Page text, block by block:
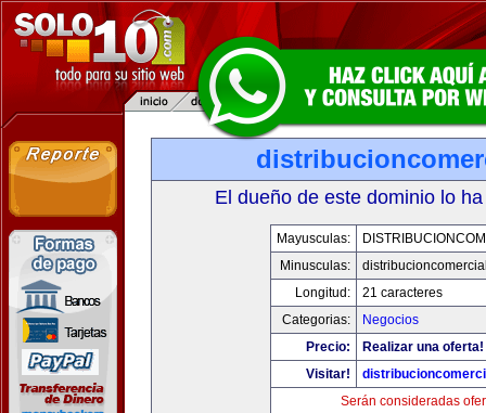
El dueño de este dominio lo
Mayusculas:
Minusculas:
Longitud:
21 caracteres
Categorias:
Negocios
Precio:
Realizar una oferta!
Visitar!
Serán consideradas